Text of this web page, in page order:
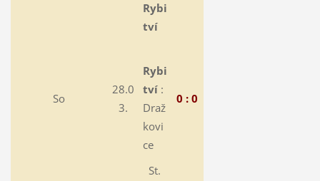
Rybi
tví
So
28.0
3.
Rybi
tví:
Draž
kovi
ce
0 : 0
St.